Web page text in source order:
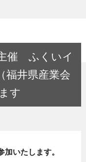
催 ふくいイ
福井県産業会
す
いたします。